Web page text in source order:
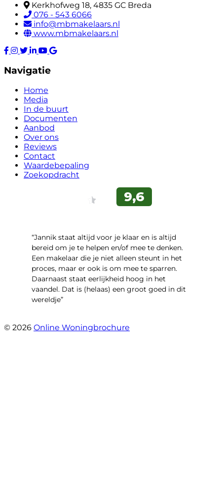
Kerkhofweg 18, 4835 GC Breda
076 - 543 6066
info@mbmakelaars.nl
www.mbmakelaars.nl
Navigatie
Home
Media
In de buurt
Documenten
Aanbod
Over ons
Reviews
Contact
Waardebepaling
Zoekopdracht
“Jannik staat altijd voor je klaar en is altijd
bereid om je te helpen en/of mee te denken.
Een makelaar die je niet alleen steunt in het
proces, maar er ook is om mee te sparren.
Daarnaast staat eerlijkheid hoog in het
vaandel. Dat is (helaas) een groot goed in dit
wereldje”
© 2026 Online Woningbrochure